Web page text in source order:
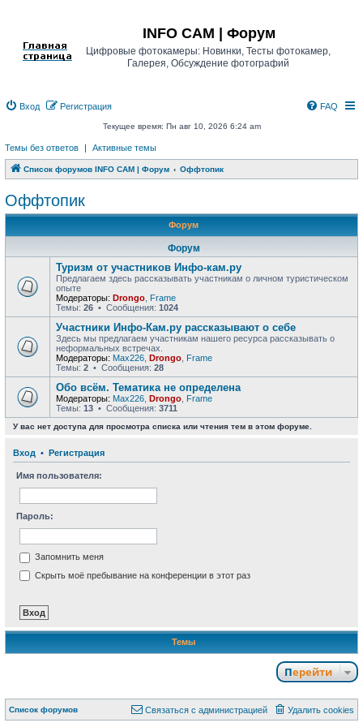
INFO CAM | Форум
Цифровые фотокамеры: Новинки, Тесты фотокамер,
Галерея, Обсуждение фотографий
Вход Регистрация FAQ
Текущее время: Пн авг 10, 2026 6:24 am
Темы без ответов | Активные темы
Список форумов INFO CAM | Форум Оффтопик
Оффтопик
Форум
Форум
Туризм от участников Инфо-кам.ру
Предлагаем здесь рассказывать участникам о личном туристическом
опыте
Модераторы: Drongo Frame
Темы: 26 • Сообщения: 1024
Участники Инфо-Кам.ру рассказывают о себе
Здесь мы предлагаем участникам нашего ресурса рассказывать о
неформальных встречах.
Модераторы: Max226 Drongo Frame
Темы: 2 • Сообщения: 28
Обо всём. Тематика не определена
Модераторы: Max226 Drongo Frame
Темы: 13 • Сообщения: 3711
У вас нет доступа для просмотра списка или чтения тем в этом форуме.
Вход • Регистрация
Имя пользователя:
Пароль:
Запомнить меня
Скрыть моё пребывание на конференции в этот раз
Темы
Перейти
Список форумов Удалить cookies
Связаться с
Связаться с администрацией